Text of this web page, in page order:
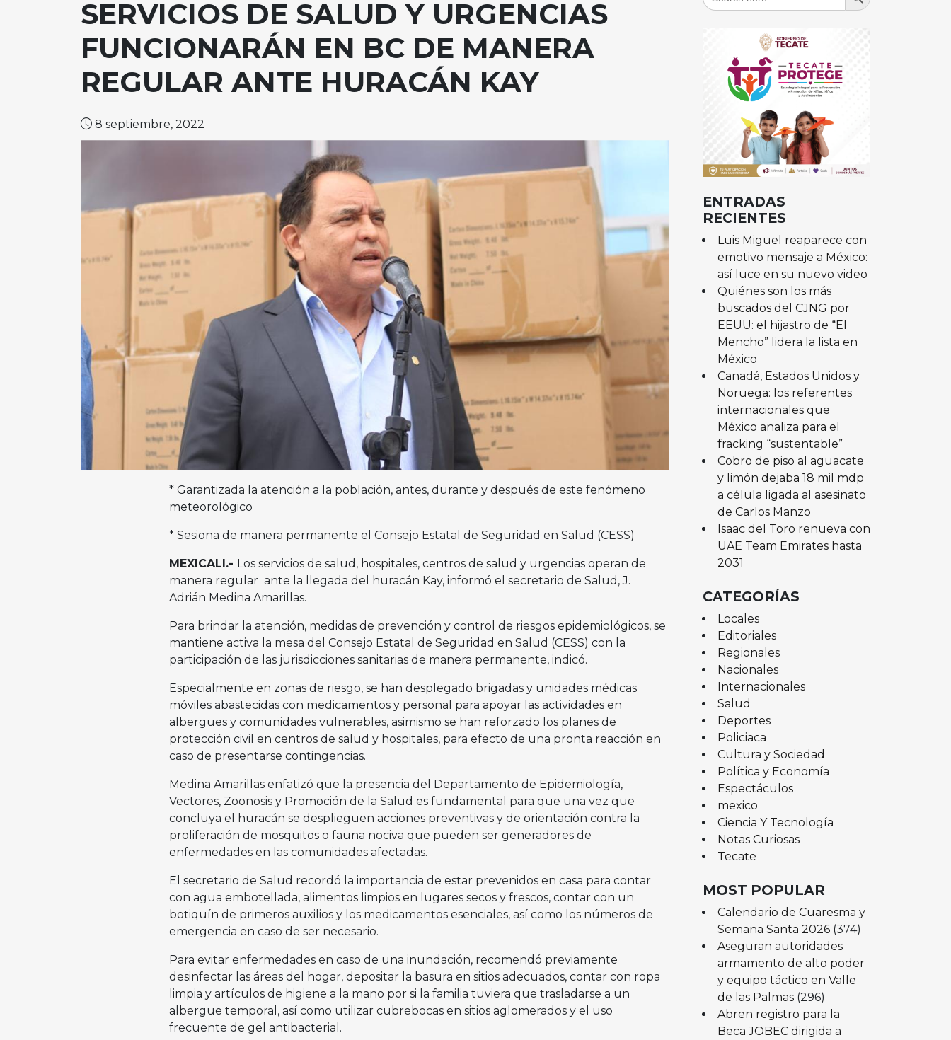
SERVICIOS DE SALUD Y URGENCIAS
FUNCIONARÁN EN BC DE MANERA
REGULAR ANTE HURACÁN KAY
8 septiembre, 2022
* Garantizada la atención a la población, antes, durante y después de este fenómeno
meteorológico
* Sesiona de manera permanente el Consejo Estatal de Seguridad en Salud (CESS)
MEXICALI.- Los servicios de salud, hospitales, centros de salud y urgencias operan de
manera regular ante la llegada del huracán Kay, informó el secretario de Salud, J.
Adrián Medina Amarillas.
Para brindar la atención, medidas de prevención y control de riesgos epidemiológicos, se
mantiene activa la mesa del Consejo Estatal de Seguridad en Salud (CESS) con la
participación de las jurisdicciones sanitarias de manera permanente, indicó.
Especialmente en zonas de riesgo, se han desplegado brigadas y unidades médicas
móviles abastecidas con medicamentos y personal para apoyar las actividades en
albergues y comunidades vulnerables, asimismo se han reforzado los planes de
protección civil en centros de salud y hospitales, para efecto de una pronta reacción en
caso de presentarse contingencias.
Medina Amarillas enfatizó que la presencia del Departamento de Epidemiología,
Vectores, Zoonosis y Promoción de la Salud es fundamental para que una vez que
concluya el huracán se desplieguen acciones preventivas y de orientación contra la
proliferación de mosquitos o fauna nociva que pueden ser generadores de
enfermedades en las comunidades afectadas.
El secretario de Salud recordó la importancia de estar prevenidos en casa para contar
con agua embotellada, alimentos limpios en lugares secos y frescos, contar con un
botiquín de primeros auxilios y los medicamentos esenciales, así como los números de
emergencia en caso de ser necesario.
Para evitar enfermedades en caso de una inundación, recomendó previamente
desinfectar las áreas del hogar, depositar la basura en sitios adecuados, contar con ropa
limpia y artículos de higiene a la mano por si la familia tuviera que trasladarse a un
albergue temporal, así como utilizar cubrebocas en sitios aglomerados y el uso
frecuente de gel antibacterial.
ENTRADAS
RECIENTES
Luis Miguel reaparece con
emotivo mensaje a México:
así luce en su nuevo video
Quiénes son los más
buscados del CJNG por
EEUU: el hijastro de “El
Mencho” lidera la lista en
México
Canadá, Estados Unidos y
Noruega: los referentes
internacionales que
México analiza para el
fracking “sustentable”
Cobro de piso al aguacate
y limón dejaba 18 mil mdp
a célula ligada al asesinato
de Carlos Manzo
Isaac del Toro renueva con
UAE Team Emirates hasta
2031
CATEGORÍAS
Locales
Editoriales
Regionales
Nacionales
Internacionales
Salud
Deportes
Policiaca
Cultura y Sociedad
Política y Economía
Espectáculos
mexico
Ciencia Y Tecnología
Notas Curiosas
Tecate
MOST POPULAR
Calendario de Cuaresma y
Semana Santa 2026 (374)
Aseguran autoridades
armamento de alto poder
y equipo táctico en Valle
de las Palmas (296)
Abren registro para la
Beca JOBEC dirigida a